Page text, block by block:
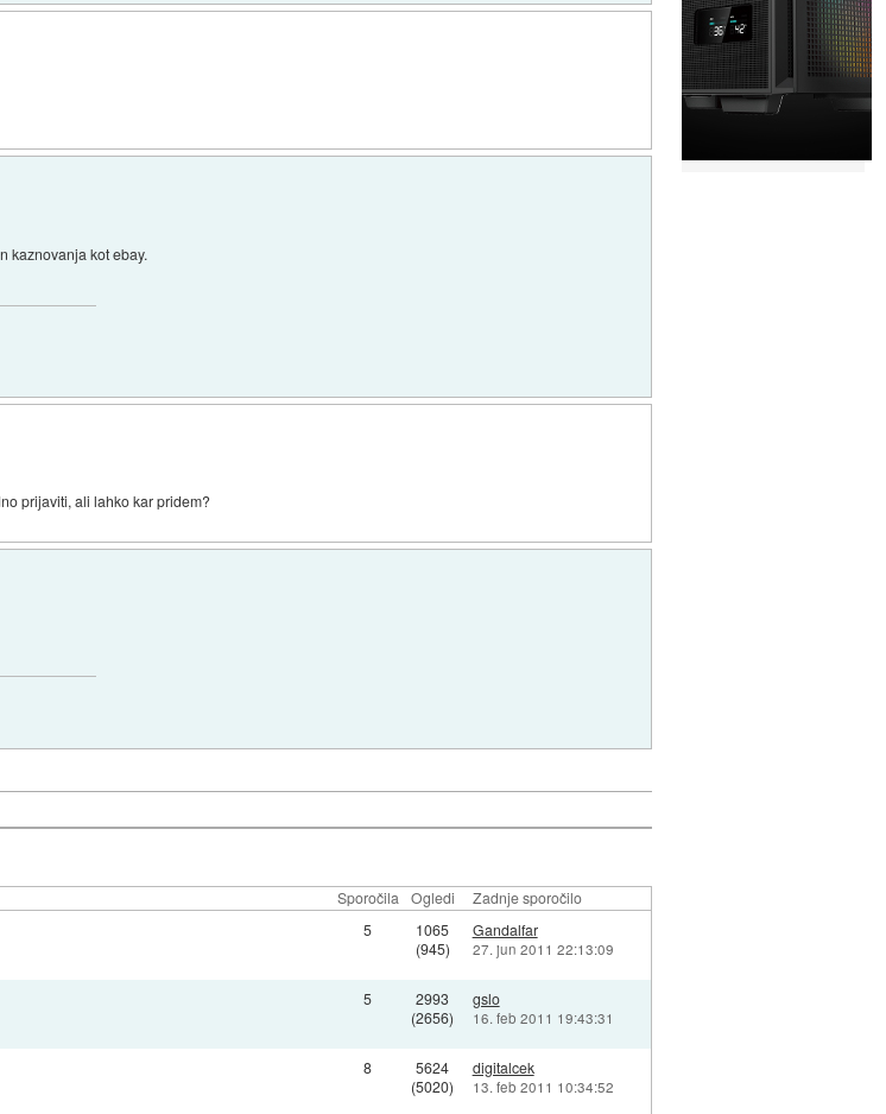
kaznovanja kot ebay.
prijaviti, ali lahko kar pridem?
Sporočila Ogledi Zadnje sporočilo
5
1065
(945)
Gandalfar
27. jun 2011 22:13:09
5
2993
(2656)
gslo
16. feb 2011 19:43:31
8
5624
(5020)
digitalcek
13. feb 2011 10:34:52